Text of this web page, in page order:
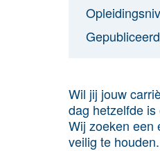
Wil jij jouw
dag hetzelfde
Wij zoeken een
veilig te houden.